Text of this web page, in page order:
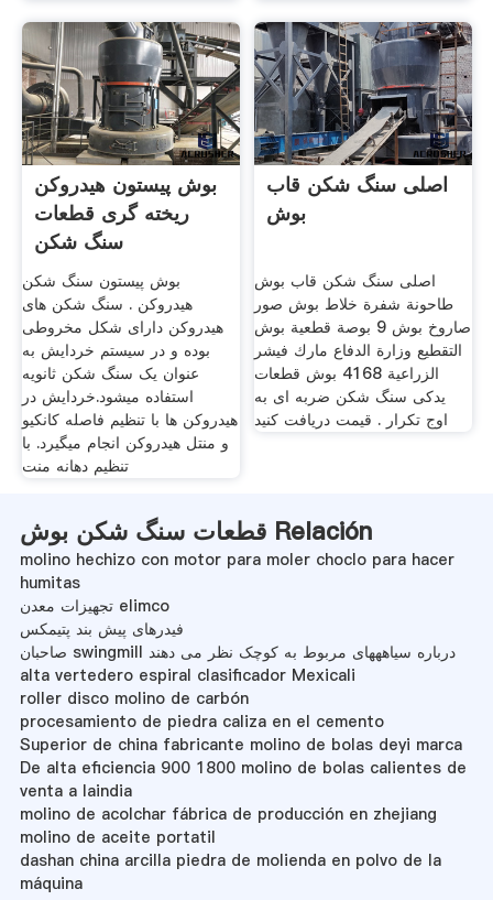
بوش پیستون هیدروکن
ریخته گری قطعات
سنگ شکن
بوش پیستون سنگ شکن
هیدروکن . سنگ شکن های
هیدروکن دارای شکل مخروطی
بوده و در سیستم خردایش به
عنوان یک سنگ شکن ثانویه
استفاده میشود.خردایش در
هیدروکن ها با تنظیم فاصله کانکیو
و منتل هیدروکن انجام میگیرد. با
تنظیم دهانه منت
اصلی سنگ شکن قاب
بوش
اصلی سنگ شکن قاب بوش
طاحونة شفرة خلاط بوش صور
صاروخ بوش 9 بوصة قطعية بوش
التقطيع وزارة الدفاع مارك فيشر
الزراعية 4168 بوش قطعات
یدکی سنگ شکن ضربه ای به
اوج تکرار . قیمت دریافت کنید
قطعات سنگ شکن بوش Relación
molino hechizo con motor para moler choclo para hacer
humitas
تجهیزات معدن elimco
فیدرهای پیش بند پتیمکس
صاحبان swingmill درباره سیاهههای مربوط به کوچک نظر می دهند
alta vertedero espiral clasificador Mexicali
roller disco molino de carbón
procesamiento de piedra caliza en el cemento
Superior de china fabricante molino de bolas deyi marca
De alta eficiencia 900 1800 molino de bolas calientes de
venta a laindia
molino de acolchar fábrica de producción en zhejiang
molino de aceite portatil
dashan china arcilla piedra de molienda en polvo de la
máquina